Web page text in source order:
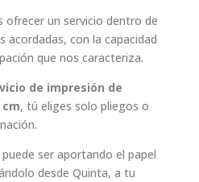
un servicio dentro de
acordadas, con la capacidad
que nos caracteriza.
de impresión de
, tú eliges solo pliegos o
ser aportando el papel
desde Quinta, a tu